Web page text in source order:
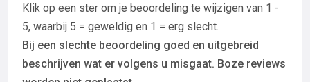
Klik op een ster om je beoordeling te wijzigen van 1 -
5, waarbij 5 = geweldig en 1 = erg slecht.
Bij een slechte beoordeling goed en uitgebreid
beschrijven wat er volgens u misgaat. Boze reviews